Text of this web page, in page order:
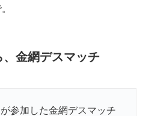
金網デスマッチ
参加した金網デスマッチ